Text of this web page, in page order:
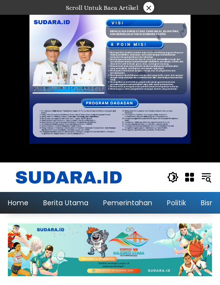
ke
Scroll Untuk Baca Artikel ×
Home Berita Utama Pemerintahan Politik